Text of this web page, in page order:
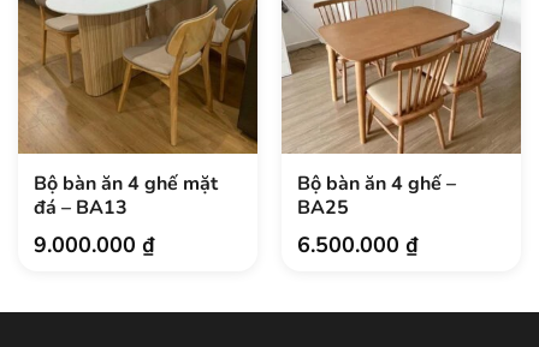
Bộ bàn ăn 4 ghế mặt
đá – BA13
9.000.000₫
Bộ bàn ăn 4 ghế –
BA25
6.500.000₫